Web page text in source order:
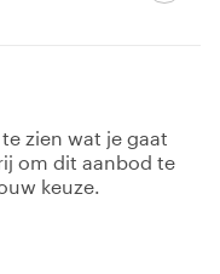
zien wat je gaat
om dit aanbod te
keuze.